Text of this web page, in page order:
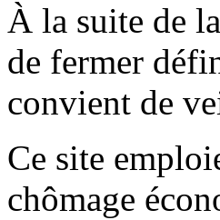
À la suite de
de fermer
convient de
Ce site
chômage